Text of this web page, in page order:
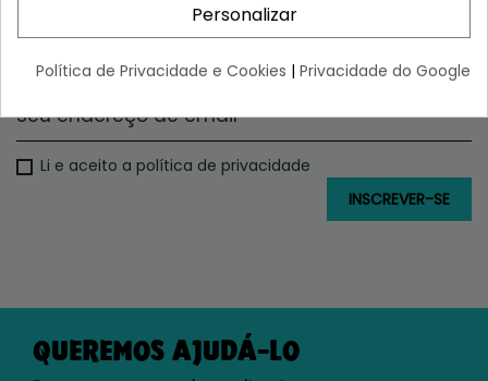
SUBSCREVER, CONHECER-NOS E TER
ACESSO A DESCONTOS EXCLUSIVOS
Li e aceito a política de privacidade
QUEREMOS AJUDÁ-LO
Personalizar
Política de Privacidade e Cookies | Privacidade do Google